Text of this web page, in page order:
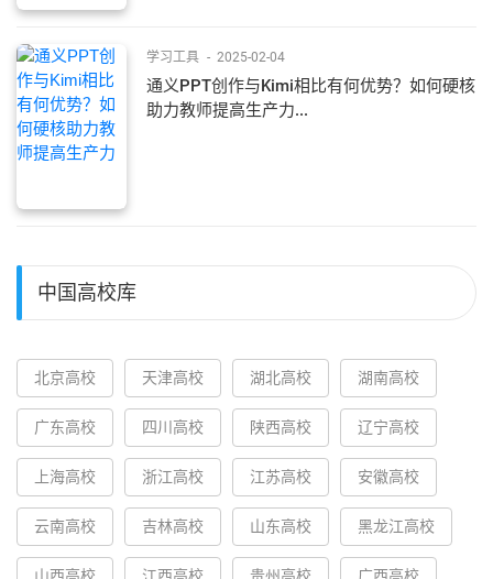
学习工具 - 2025-02-04
通义PPT创作与Kimi相比有何优势？如何硬核
助力教师提高生产力...
中国高校库
北京高校 天津高校 湖北高校 湖南高校
广东高校 四川高校 陕西高校 辽宁高校
上海高校 浙江高校 江苏高校 安徽高校
云南高校 吉林高校 山东高校 黑龙江高校